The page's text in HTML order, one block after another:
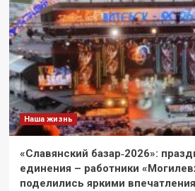
Наша жизнь
«Славянский базар‑2026»:
единения – работники
поделились яркими